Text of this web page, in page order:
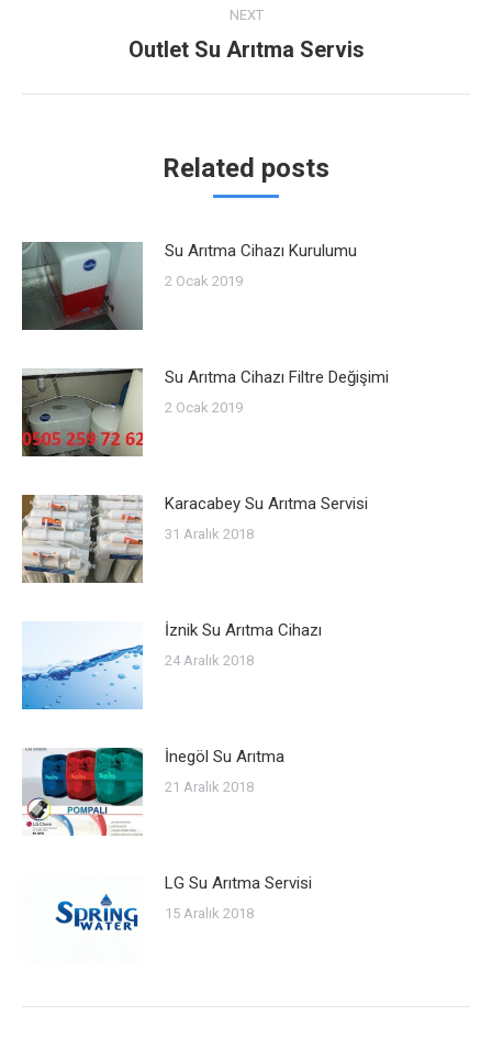
NEXT
Next
Outlet Su Arıtma Servis
Related posts
Su Arıtma Cihazı Kurulumu
2 Ocak 2019
Su Arıtma Cihazı Filtre Değişimi
2 Ocak 2019
Karacabey Su Arıtma Servisi
31 Aralık 2018
İznik Su Arıtma Cihazı
24 Aralık 2018
İnegöl Su Arıtma
21 Aralık 2018
LG Su Arıtma Servisi
15 Aralık 2018